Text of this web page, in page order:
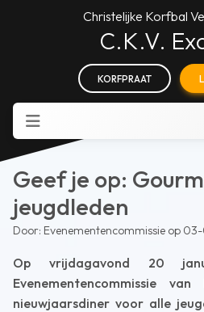
Christelijke Korfbal
C.K.V.
KORFPRAAT
Geef je op:
jeugdleden
Door: Evenementencommissie op
Op vrijdagavond 20
Evenementencommissie
nieuwjaarsdiner voor alle